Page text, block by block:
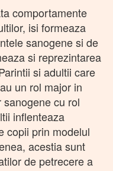
comportamente
isi formeaza
sanogene si de
si reprezintarea
si adultii care
un rol major in
cu rol
inflenteaza
copii prin modelul
acestia sunt
de petrecere a